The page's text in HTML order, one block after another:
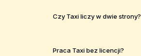
Czy Taxi liczy w dwie strony?
Praca Taxi bez licencji?